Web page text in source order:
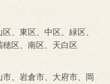
、東区、中区、緑区、
区、南区、天白区
、岩倉市、大府市、岡